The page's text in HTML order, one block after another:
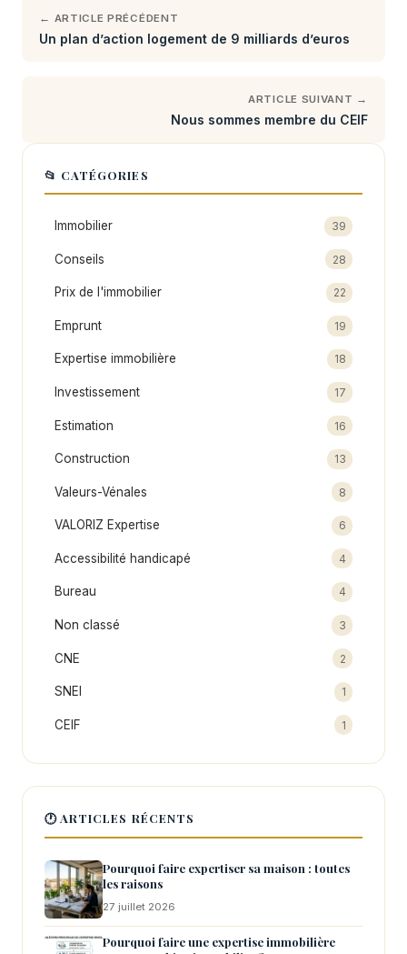
← ARTICLE PRÉCÉDENT
Un plan d’action logement de 9 milliards d’euros
ARTICLE SUIVANT →
Nous sommes membre du CEIF
📂 CATÉGORIES
Immobilier 39
Conseils 28
Prix de l'immobilier 22
Emprunt 19
Expertise immobilière 18
Investissement 17
Estimation 16
Construction 13
Valeurs-Vénales 8
VALORIZ Expertise 6
Accessibilité handicapé 4
Bureau 4
Non classé 3
CNE 2
SNEI 1
CEIF 1
🕐 ARTICLES RÉCENTS
Pourquoi faire expertiser sa maison : toutes
les raisons
27 juillet 2026
Pourquoi faire une expertise immobilière